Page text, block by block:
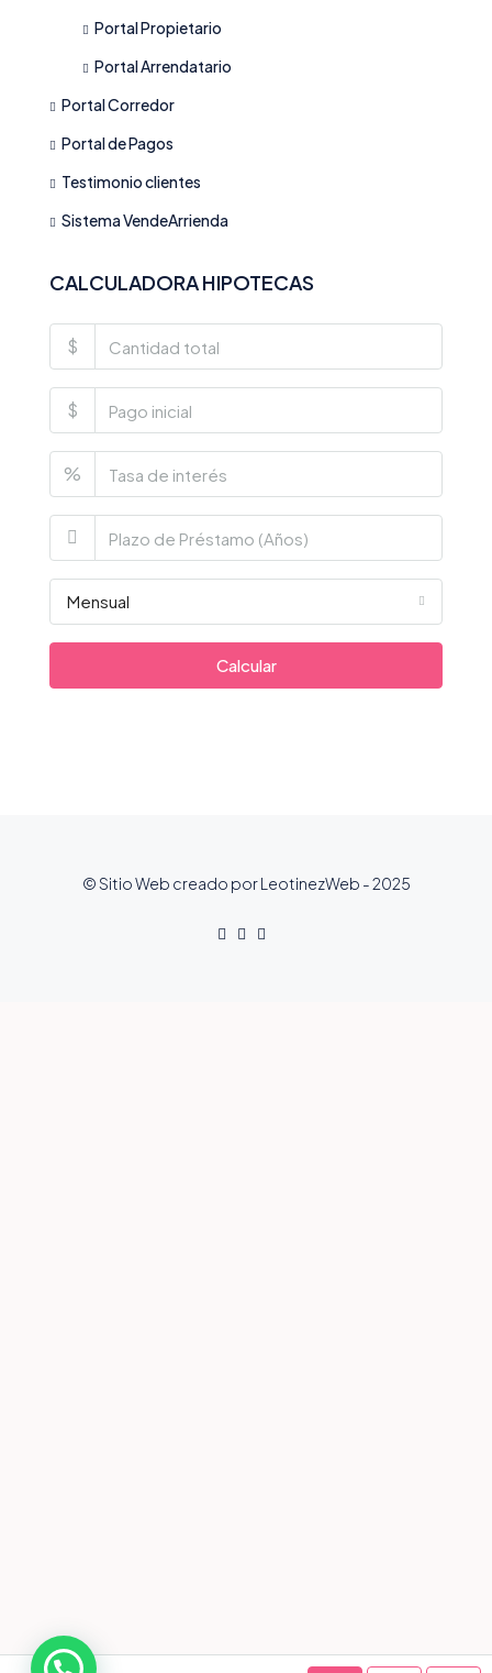
Portal Propietario
Portal Arrendatario
Portal Corredor
Portal de Pagos
Testimonio clientes
Sistema VendeArrienda
CALCULADORA HIPOTECAS
$
$
%
Mensual
Calcular
© Sitio Web creado por LeotinezWeb - 2025